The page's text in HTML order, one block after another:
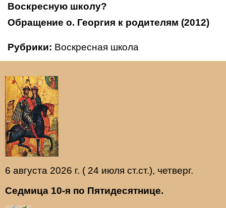
Воскресную школу?
Обращение о. Георгия к родителям (2012)
Рубрики: Воскресная школа
6 августа 2026 г. ( 24 июля ст.ст.), четверг.
Седмица 10-я по Пятидесятнице.